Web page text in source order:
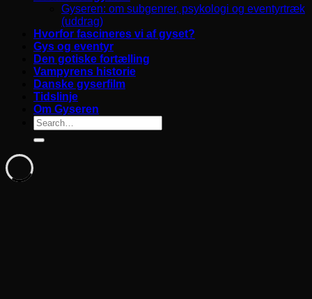
Gyseren: om subgenrer, psykologi og eventyrtræk
(uddrag)
Hvorfor fascineres vi af gyset?
Gys og eventyr
Den gotiske fortælling
Vampyrens historie
Danske gyserfilm
Tidslinje
Om Gyseren